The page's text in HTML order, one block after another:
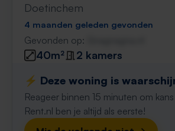
Doetinchem
4 maanden geleden gevonden
Gevonden op:
40m²
2 kamers
⚡️ Deze woning is
Reageer binnen 15 minuten om
Rent.nl ben je altijd als eerste!